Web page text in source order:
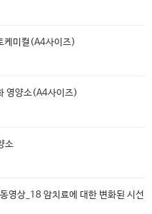
케미컬(A4사이즈)
영양소(A4사이즈)
소
영상_18 암치료에 대한 변화된 시선